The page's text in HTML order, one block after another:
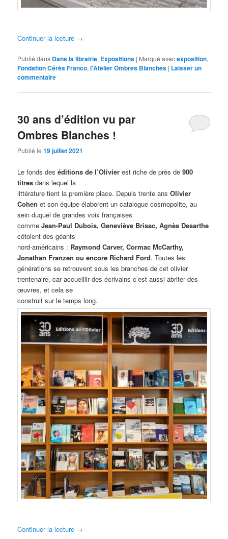
Continuer la lecture →
Publié dans Dans la librairie, Expositions | Marqué avecexposition,
Fondation Cérès Franco,l'Atelier Ombres Blanches | Laisser un
commentaire
30 ans d’édition vu par
Ombres Blanches !
Publié le19 juillet 2021
Le fonds deséditions de l’Olivier est riche de près de900
titres dans lequel la
littérature tient la première place. Depuis trente ansOlivier
Cohen et son équipe élaborent un catalogue cosmopolite, au
sein duquel de grandes voix françaises
commeJean-Paul Dubois, Geneviève Brisac, Agnès Desarthe
côtoient des géants
nord-américains : Raymond Carver, Cormac McCarthy,
Jonathan Franzen ou encore Richard Ford. Toutes les
générations se retrouvent sous les branches de cet olivier
trentenaire, car accueillir des écrivains c’est aussi abriter des
œuvres, et cela se
construit sur le temps long.
Continuer la lecture →